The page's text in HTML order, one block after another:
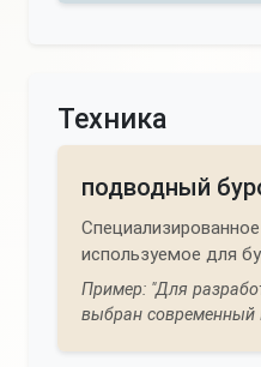
Техника
подводный
используемое для
Пример: "Для
выбран современный